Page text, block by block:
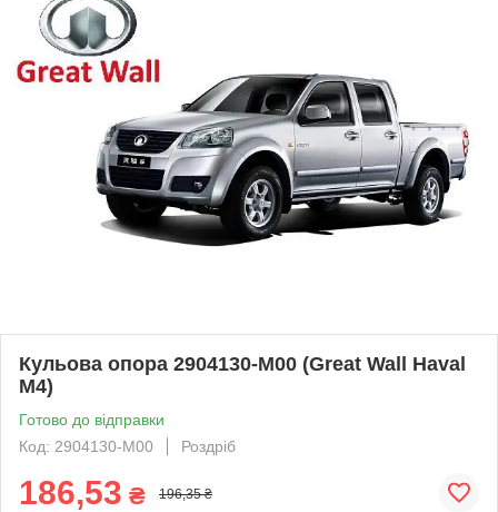
Кульова опора 2904130-M00 (Great Wall Haval
M4)
Готово до відправки
Код: 2904130-M00
Роздріб
186,53 ₴ 196,35 ₴